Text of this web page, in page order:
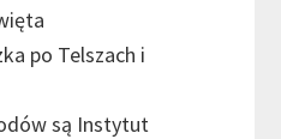
po Telszach i
są Instytut